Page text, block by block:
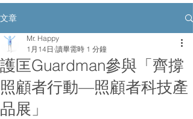
文章
護匡Guardman參與「齊撐
照顧者行動—照顧者科技產
品展」
Mr. Happy
1月14日 讀畢需時 1 分鐘